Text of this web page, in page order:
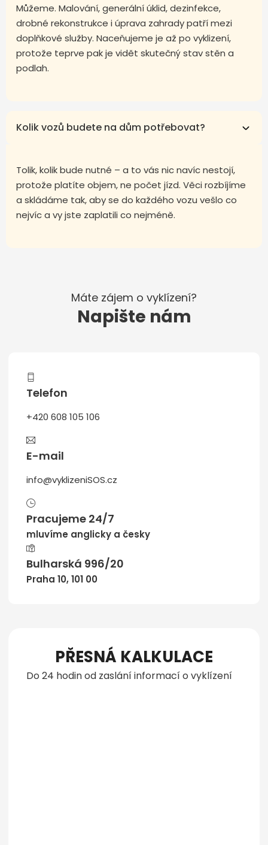
Můžeme. Malování, generální úklid, dezinfekce,
drobné rekonstrukce i úprava zahrady patří mezi
doplňkové služby. Naceňujeme je až po vyklizení,
protože teprve pak je vidět skutečný stav stěn a
podlah.
Kolik vozů budete na dům potřebovat?
Tolik, kolik bude nutné – a to vás nic navíc nestojí,
protože platíte objem, ne počet jízd. Věci rozbíjíme
a skládáme tak, aby se do každého vozu vešlo co
nejvíc a vy jste zaplatili co nejméně.
Máte zájem o vyklízení?
Napište nám
Telefon
+420 608 105 106
E-mail
info@vyklizeniSOS.cz
Pracujeme 24/7
mluvíme anglicky a česky
Bulharská 996/20
Praha 10, 101 00
PŘESNÁ KALKULACE
Do 24 hodin od zaslání informací o vyklízení